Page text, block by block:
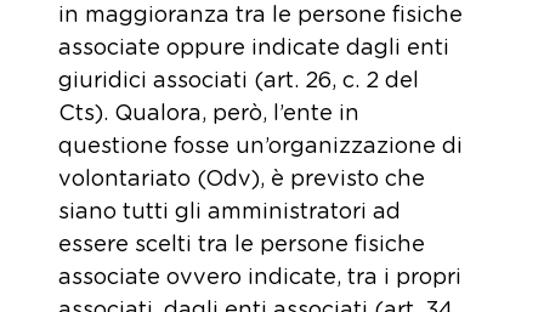
in maggioranza tra le persone fisiche
associate oppure indicate dagli enti
giuridici associati (art. 26, c. 2 del
Cts). Qualora, però, l’ente in
questione fosse un’organizzazione di
volontariato (Odv), è previsto che
siano tutti gli amministratori ad
essere scelti tra le persone fisiche
associate ovvero indicate, tra i propri